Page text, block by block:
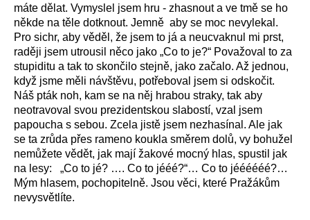
máte dělat. Vymyslel jsem hru - zhasnout a ve tmě se ho
někde na těle dotknout. Jemně aby se moc nevylekal.
Pro sichr, aby věděl, že jsem to já a neucvaknul mi prst,
raději jsem utrousil něco jako „Co to je?“ Považoval to za
stupiditu a tak to skončilo stejně, jako začalo. Až jednou,
když jsme měli návštěvu, potřeboval jsem si odskočit.
Náš pták noh, kam se na něj hrabou straky, tak aby
neotravoval svou prezidentskou slabostí, vzal jsem
papoucha s sebou. Zcela jistě jsem nezhasínal. Ale jak
se ta zrůda přes rameno koukla směrem dolů, vy bohužel
nemůžete vědět, jak mají žakové mocný hlas, spustil jak
na lesy: „Co to jé? …. Co to jééé?“… Co to jéééééé?…
Mým hlasem, pochopitelně. Jsou věci, které Pražákům
nevysvětlíte.